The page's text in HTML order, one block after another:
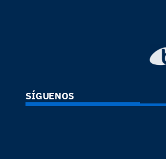
SÍGUENOS